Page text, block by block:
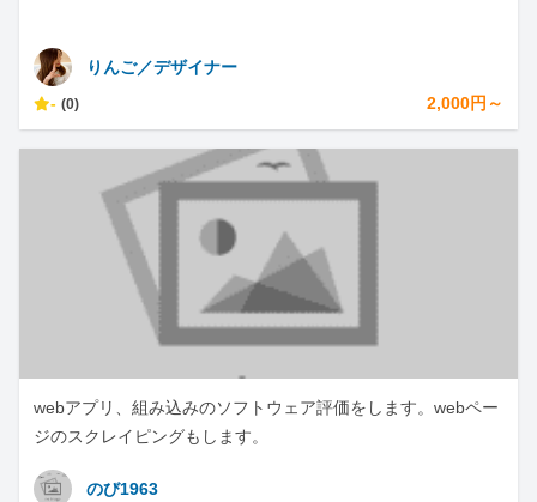
りんご／デザイナー
- (0) 2,000円～
webアプリ、組み込みのソフトウェア評価をします。webペー
ジのスクレイピングもします。
のび1963